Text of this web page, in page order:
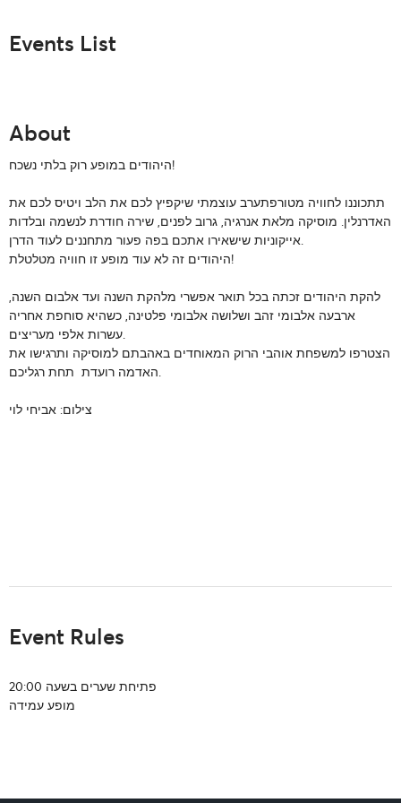
Events List
About
היהודים במופע רוק בלתי נשכח!
תתכוננו לחוויה מטורפתערב עוצמתי שיקפיץ לכם את הלב ויטיס לכם את
האדרנלין. מוסיקה מלאת אנרגיה, גרוב לפנים, שירה חודרת לנשמה ובלדות
אייקוניות שישאירו אתכם בפה פעור מתחננים לעוד הדרן.
היהודים זה לא עוד מופע זו חוויה מטלטלת!
להקת היהודים זכתה בכל תואר אפשרי מלהקת השנה ועד אלבום השנה,
ארבעה אלבומי זהב ושלושה אלבומי פלטינה, כשהיא סוחפת אחריה
עשרות אלפי מעריצים.
הצטרפו למשפחת אוהבי הרוק המאוחדים באהבתם למוסיקה ותרגישו את
האדמה רועדת תחת רגליכם.
צילום: אביחי לוי
Event Rules
פתיחת שערים בשעה 20:00
מופע עמידה